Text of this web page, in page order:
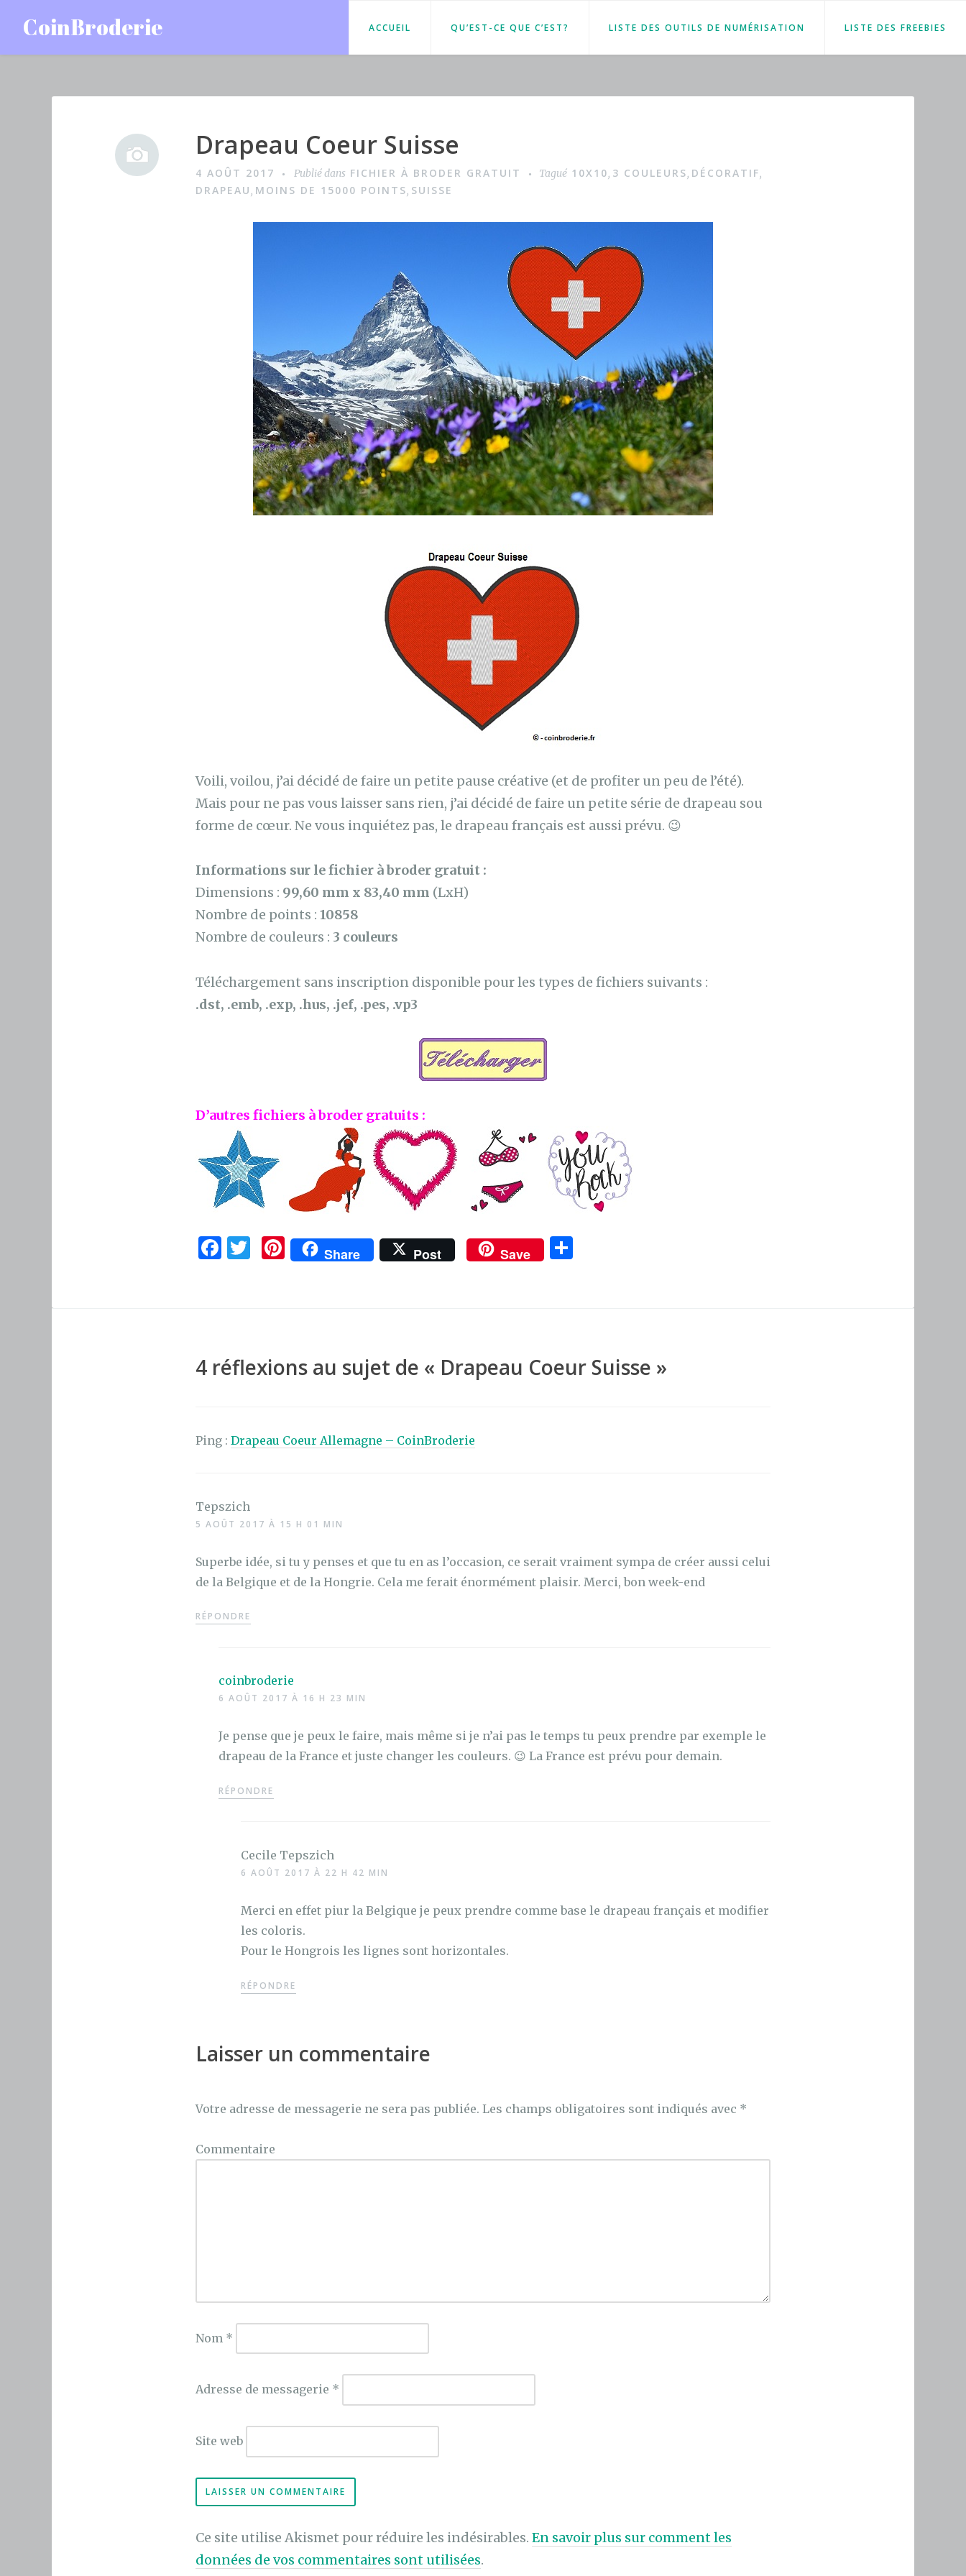
contenu
CoinBroderie ACCUEIL QU’EST-CE QUE C’EST? LISTE DES OUTILS DE NUMÉRISATION LISTE DES FREEBIES
I
a
Drapeau Coeur Suisse
4 AOÛT 2017 Publié dans FICHIER À BRODER GRATUIT Tagué 10X10, 3 COULEURS, DÉCORATIF,
DRAPEAU, MOINS DE 15000 POINTS, SUISSE
Voili, voilou, j’ai décidé de faire un petite pause créative (et de profiter un peu de l’été).
Mais pour ne pas vous laisser sans rien, j’ai décidé de faire un petite série de drapeau sou
forme de cœur. Ne vous inquiétez pas, le drapeau français est aussi prévu. 😉
Informations sur le fichier à broder gratuit :
Dimensions : 99,60 mm x 83,40 mm (LxH)
Nombre de points : 10858
Nombre de couleurs : 3 couleurs
Téléchargement sans inscription disponible pour les types de fichiers suivants :
.dst, .emb, .exp, .hus, .jef, .pes, .vp3
D’autres fichiers à broder gratuits :
F
o
T
Pi
n
Share Post Save
4 réflexions au sujet de « Drapeau Coeur Suisse »
Ping : Drapeau Coeur Allemagne – CoinBroderie
Tepszich
5 AOÛT 2017 À 15 H 01 MIN
Superbe idée, si tu y penses et que tu en as l’occasion, ce serait vraiment sympa de créer aussi celui
de la Belgique et de la Hongrie. Cela me ferait énormément plaisir. Merci, bon week-end
RÉPONDRE
coinbroderie
6 AOÛT 2017 À 16 H 23 MIN
Je pense que je peux le faire, mais même si je n’ai pas le temps tu peux prendre par exemple le
drapeau de la France et juste changer les couleurs. 😉 La France est prévu pour demain.
RÉPONDRE
Cecile Tepszich
6 AOÛT 2017 À 22 H 42 MIN
Merci en effet piur la Belgique je peux prendre comme base le drapeau français et modifier
les coloris.
Pour le Hongrois les lignes sont horizontales.
RÉPONDRE
Laisser un commentaire
Votre adresse de messagerie ne sera pas publiée. Les champs obligatoires sont indiqués avec *
Commentaire
Nom *
Adresse de messagerie *
Site web
Ce site utilise Akismet pour réduire les indésirables. En savoir plus sur comment les
données de vos commentaires sont utilisées.